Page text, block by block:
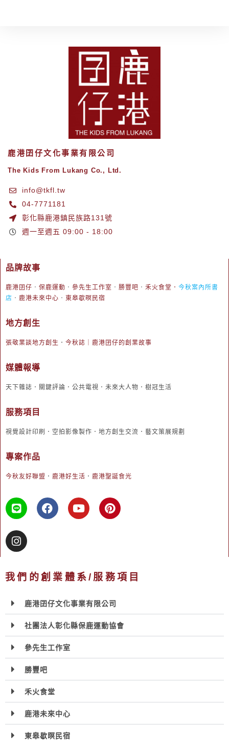
鹿港囝仔文化事業有限公司
The Kids From Lukang Co., Ltd.
info@tkfl.tw
04-7771181
彰化縣鹿港鎮民族路131號
週一至週五 09:00 - 18:00
品牌故事
鹿港囝仔 ． 保鹿運動 ． 參先生工作室 ． 勝豐吧 ． 禾火食堂 ． 今秋案內所書
店 ． 鹿港未來中心 ． 東皋歇暝民宿
地方創生
張敬業談地方創生 ． 今秋誌｜鹿港囝仔的創業故事
媒體報導
天下雜誌．關鍵評論．公共電視．未來大人物．樹冠生活
服務項目
視覺設計印刷．空拍影像製作．地方創生交流．藝文策展規劃
專案作品
今秋友好聯盟 ． 鹿港好生活 ． 鹿港聖誕食光
我們的創業體系/服務項目
鹿港囝仔文化事業有限公司
社團法人彰化縣保鹿運動協會
參先生工作室
勝豐吧
禾火食堂
鹿港未來中心
東皋歇暝民宿